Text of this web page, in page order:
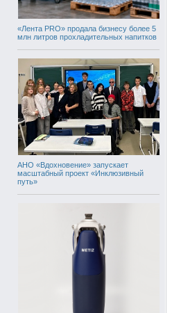
«Лента PRO» продала бизнесу более 5
млн литров прохладительных напитков
АНО «Вдохновение» запускает
масштабный проект «Инклюзивный
путь»